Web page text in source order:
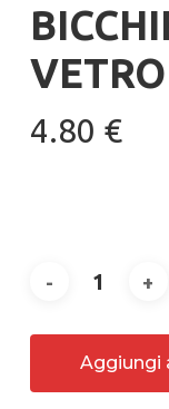
VETRO
4.80 €
Aggiungi